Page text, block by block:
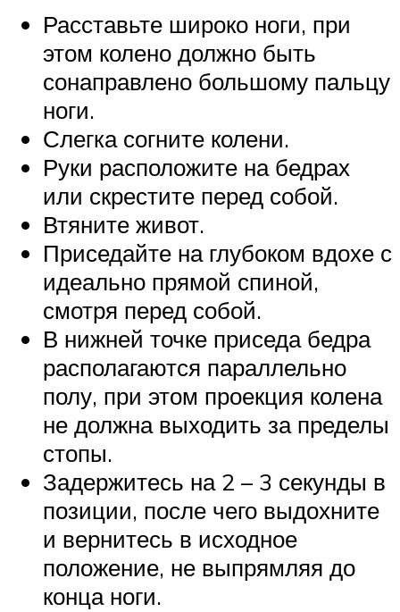
Расставьте широко ноги, при
этом колено должно быть
сонаправлено большому пальцу
ноги.
Слегка согните колени.
Руки расположите на бедрах
или скрестите перед собой.
Втяните живот.
Приседайте на глубоком вдохе с
идеально прямой спиной,
смотря перед собой.
В нижней точке приседа бедра
располагаются параллельно
полу, при этом проекция колена
не должна выходить за пределы
стопы.
Задержитесь на 2 – 3 секунды в
позиции, после чего выдохните
и вернитесь в исходное
положение, не выпрямляя до
конца ноги.